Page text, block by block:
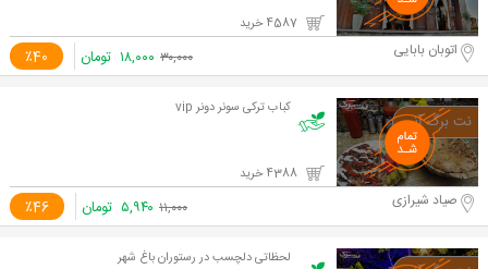
٪40 اتوبان بابایی ۳۰,۰۰۰ ۱۸,۰۰۰ تومان
کباب ترکی سونر دونر vip
٪46 صیاد شیرازی ۱۱,۰۰۰ ۵,۹۴۰ تومان
لحظاتی دلچسب در رستوران باغ شهر